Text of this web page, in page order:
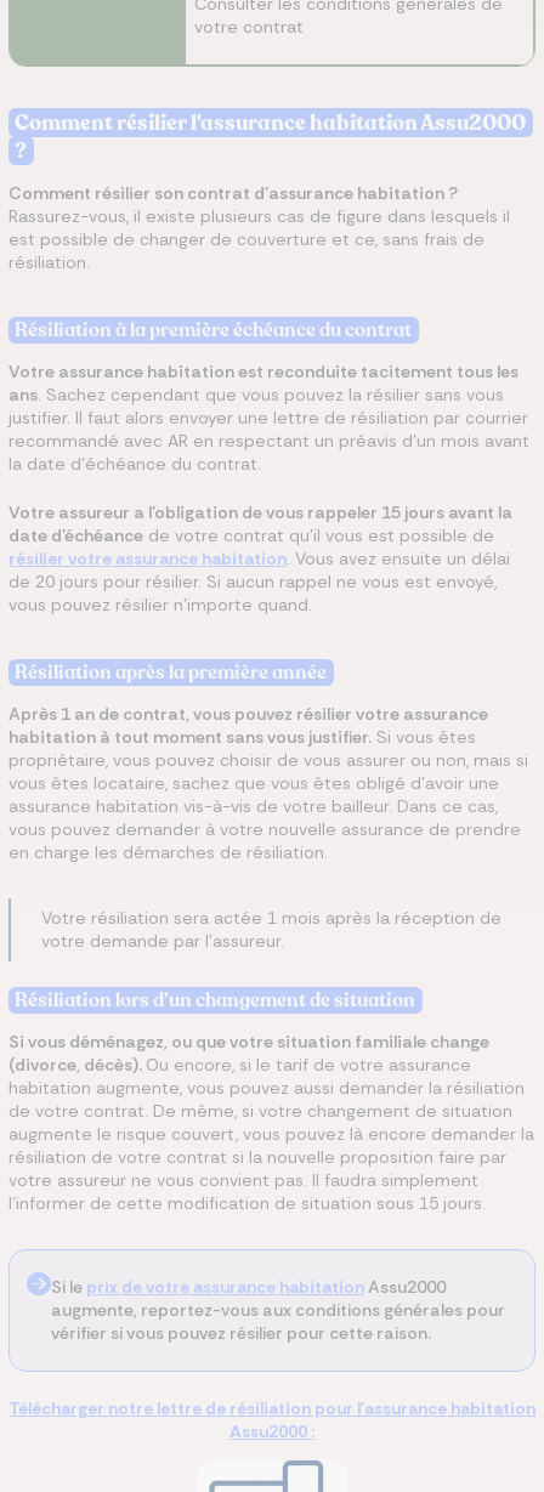
votre contrat
Comment résilier l'assurance habitation Assu2000
?
Comment résilier son contrat d'assurance habitation ?
Rassurez-vous, il existe plusieurs cas de figure dans lesquels il
est possible de changer de couverture et ce, sans frais de
résiliation.
Résiliation à la première échéancedu contrat
Votre assurance habitation est reconduite tacitement tous les
ans. Sachez cependant que vous pouvez la résilier sans vous
justifier. Il faut alors envoyer une lettre de résiliation par courrier
recommandé avec AR en respectant un préavis d'un mois avant
la date d’échéance du contrat.
Votre assureur a l’obligation de vous rappeler 15 jours avant la
date d'échéance de votre contrat qu'il vous est possible de
résilier votre assurance habitation. Vous avez ensuite un délai
de 20 jours pour résilier. Si aucun rappel ne vous est envoyé,
vous pouvez résilier n’importe quand.
Résiliation après la première année
Après 1 an de contrat, vous pouvez résilier votre assurance
habitation à tout moment sans vous justifier. Si vous êtes
propriétaire, vous pouvez choisir de vous assurer ou non, mais si
vous êtes locataire, sachez que vous êtes obligé d’avoir une
assurance habitation vis-à-vis de votre bailleur. Dans ce cas,
vous pouvez demander à votre nouvelle assurance de prendre
en charge les démarches de résiliation.
Votre résiliation sera actée 1 mois après la réception de
votre demande par l'assureur.
Résiliation lors d’un changement de situation
Si vous déménagez, ou que votre situation familiale change
(divorce, décès). Ou encore, si le tarif de votre assurance
habitation augmente, vous pouvez aussi demander la résiliation
de votre contrat. De même, si votre changement de situation
augmente le risque couvert, vous pouvez là encore demander la
résiliation de votre contrat si la nouvelle proposition faire par
votre assureur ne vous convient pas. Il faudra simplement
l’informer de cette modification de situation sous 15 jours.
Si le prix de votre assurance habitationAssu2000
augmente, reportez-vous aux conditions générales pour
vérifier si vous pouvez résilier pour cette raison.
Télécharger notre lettre de résiliation pour l'assurance habitation
Assu2000 :